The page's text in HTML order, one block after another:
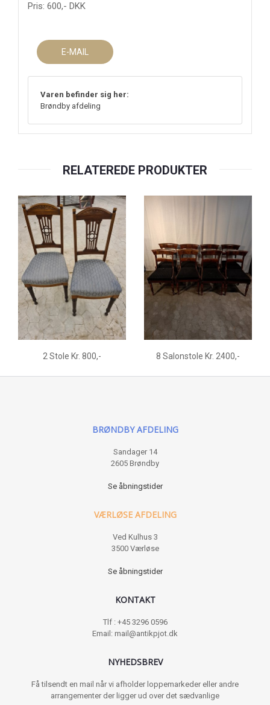
Pris: 600,- DKK
E-MAIL
Varen befinder sig her:
Brøndby afdeling
RELATEREDE PRODUKTER
2 Stole Kr. 800,- 8 Salonstole Kr. 2400,-
BRØNDBY AFDELING
Sandager 14
2605 Brøndby
Se åbningstider
VÆRLØSE AFDELING
Ved Kulhus 3
3500 Værløse
Se åbningstider
KONTAKT
Tlf : +45 3296 0596
Email: mail@antikpjot.dk
NYHEDSBREV
Få tilsendt en mail når vi afholder loppemarkeder eller andre
arrangementer der ligger ud over det sædvanlige